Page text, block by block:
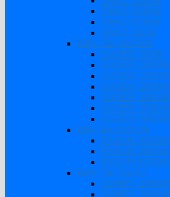
SAKO 4200W
SAKO 6200W
SAKO 11KW
Biến Tần SUOER
SUOER 500W
SUOER 1000W
SUOER 1500W
SUOER 2000W
SUOER 3000W
SUOER 3200W
SUOER 5000W
Biến tần EASUN
EASUN 3000W
EASUN 3800W
EASUN 6200W
Biến Tần Sumry
SUMRY 1800W
SUMRY 3000W